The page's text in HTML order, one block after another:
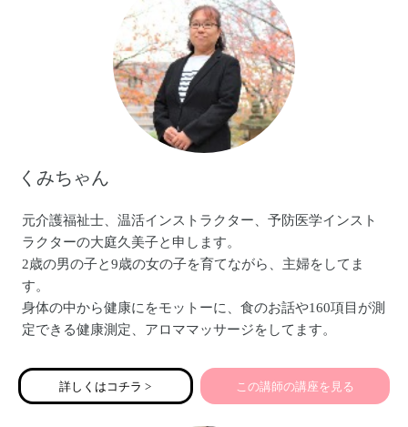
くみちゃん
元介護福祉士、温活インストラクター、予防医学インスト
ラクターの大庭久美子と申します。
2歳の男の子と9歳の女の子を育てながら、主婦をしてま
す。
身体の中から健康にをモットーに、食のお話や160項目が測
定できる健康測定、アロママッサージをしてます。
詳しくはコチラ > この講師の講座を見る